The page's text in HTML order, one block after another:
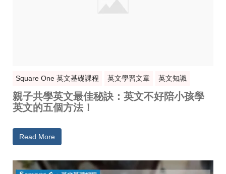
Square One 英文基礎課程 英文學習文章 英文知識
親子共學英文最佳秘訣：英文不好陪小孩學
英文的五個方法！
Read More